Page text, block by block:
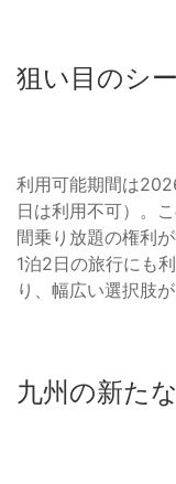
狙い目のシ
利用可能期間は
日は利用不可）。
間乗り放題の権利
1泊2日の旅行にも
り、幅広い選択肢
九州の新た